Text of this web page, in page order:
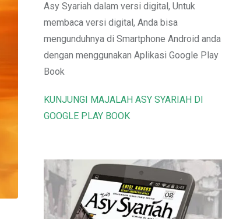
Asy Syariah dalam versi digital, Untuk
membaca versi digital, Anda bisa
mengunduhnya di Smartphone Android anda
dengan menggunakan Aplikasi Google Play
Book
KUNJUNGI MAJALAH ASY SYARIAH DI
GOOGLE PLAY BOOK